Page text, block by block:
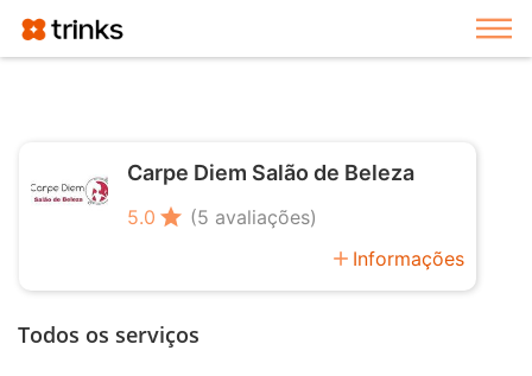
Carpe Diem Salão de Beleza
5.0 star (5 avaliações)
add Informações
Todos os serviços